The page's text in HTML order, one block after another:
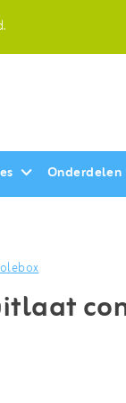
Onderdelen